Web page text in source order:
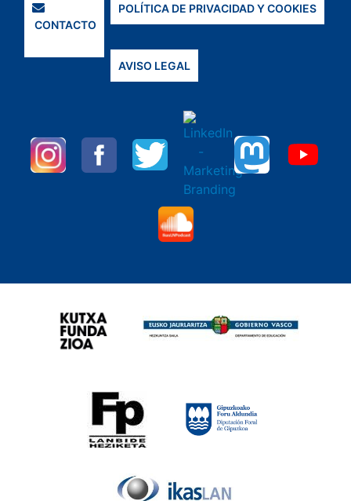
CONTACTO
POLÍTICA DE PRIVACIDAD Y COOKIES
AVISO LEGAL